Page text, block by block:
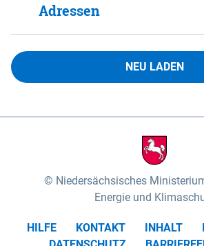
Adressen
NEU LADEN
Niedersächsisches
Energie und
HILFE KONTAKT INHALT